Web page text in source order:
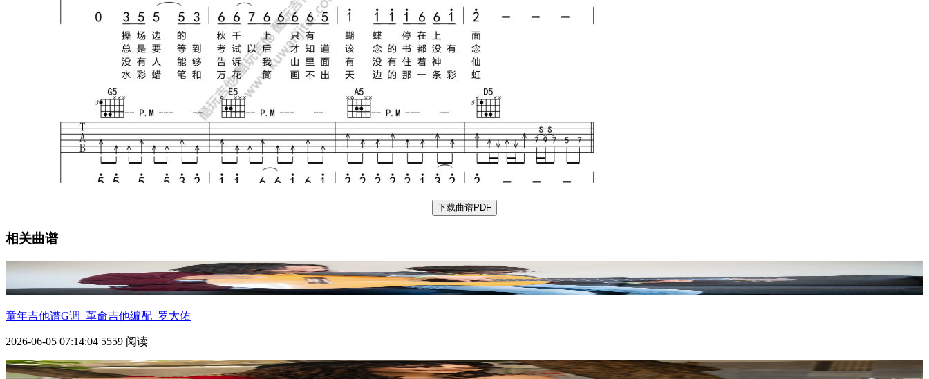
下载曲谱PDF
相关曲谱
童年吉他谱G调_革命吉他编配_罗大佑
2026-06-05 07:14:04 5559 阅读